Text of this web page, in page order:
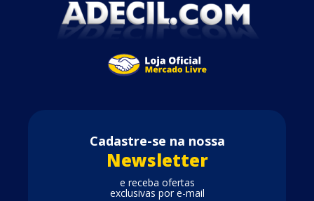
Cadastre-se na nossa
Newsletter
e receba ofertas
exclusivas por e-mail